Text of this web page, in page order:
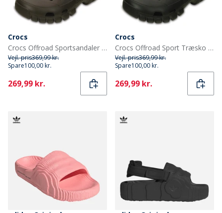
Crocs
Crocs Offroad Sportsandaler Espresso/Valnød
Vejl. pris369,99 kr.
Spare100,00 kr.
Current
269,99 kr.
Crocs
Crocs Offroad Sport Træsko Sort/Grafit
Vejl. pris369,99 kr.
Spare100,00 kr.
Current
269,99 kr.